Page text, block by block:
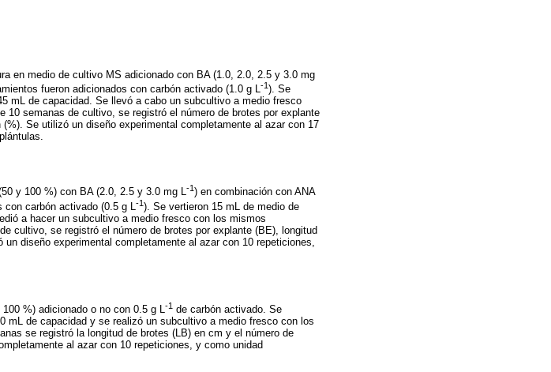
en medio de cultivo MS adicionado con BA (1.0, 2.0, 2.5 y 3.0 mg
fueron adicionados con carbón activado (1.0 g L -1). Se
mL de capacidad. Se llevó a cabo un subcultivo a medio fresco
semanas de cultivo, se registró el número de brotes por explante
Se utilizó un diseño experimental completamente al azar con 17
y 100 %) con BA (2.0, 2.5 y 3.0 mg L-1) en combinación con ANA
carbón activado (0.5 g L -1). Se vertieron 15 mL de medio de
a hacer un subcultivo a medio fresco con los mismos
cultivo, se registró el número de brotes por explante (BE), longitud
diseño experimental completamente al azar con 10 repeticiones,
%) adicionado o no con 0.5 g L-1 de carbón activado. Se
mL de capacidad y se realizó un subcultivo a medio fresco con los
se registró la longitud de brotes (LB) en cm y el número de
al azar con 10 repeticiones, y como unidad